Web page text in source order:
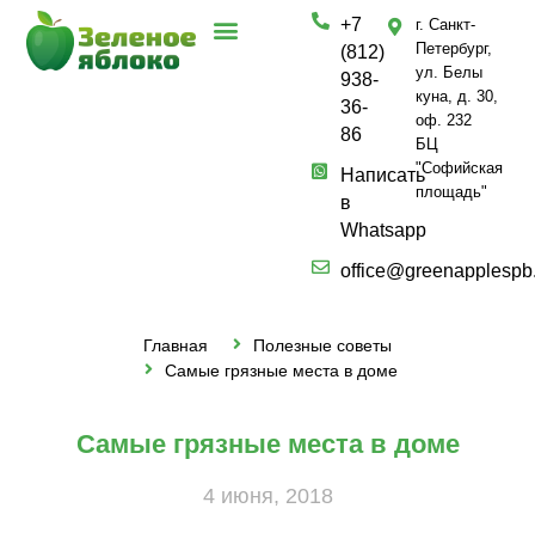
+7
(812)
938-
36-
86
Написать
в
Whatsapp
г. Санкт-
Петербург,
ул. Белы
куна, д. 30,
оф. 232
БЦ
"Софийская
площадь"
Главная
Полезные советы
Самые грязные места в доме
Самые грязные места в доме
4 июня, 2018